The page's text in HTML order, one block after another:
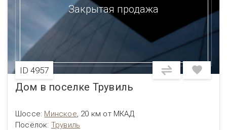
Закрытая продажа
ID 4957
Дом в поселке Трувиль
Шоссе: Минское, 20 км от МКАД
Посёлок: Трувиль